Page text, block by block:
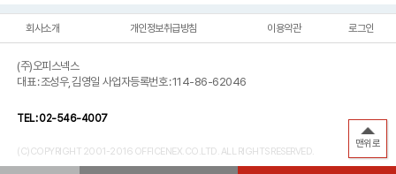
회사소개 개인정보취급방침 이용약관 로그인
(주)오피스넥스
대표 : 조성우, 김영일 사업자등록번호 : 114-86-62046
TEL : 02-546-4007
(C)COPYRIGHT 2001-2016 OFFICENEX.CO.LTD. ALL RIGHTS RESERVED.
맨위로